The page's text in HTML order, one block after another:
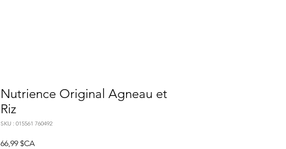
Nutrience Original Agneau et
Riz
SKU : 015561 760492
66,99 $CAPrix